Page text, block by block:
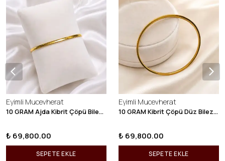
Eyimli Mucevherat
10 GRAM Ajda Kibrit Çöpü Bilezik 22 Ayar 22BLZ003
₺ 69,800.00
SEPETE EKLE
Eyimli Mucevherat
10 GRAM Kibrit Çöpü Düz Bilezik 22 Ayar 22BLZ001
₺ 69,800.00
SEPETE EKLE